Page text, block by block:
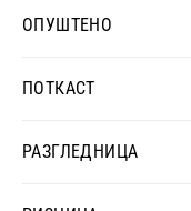
ОПУШТЕНО
ПОТКАСТ
РАЗГЛЕДНИЦА